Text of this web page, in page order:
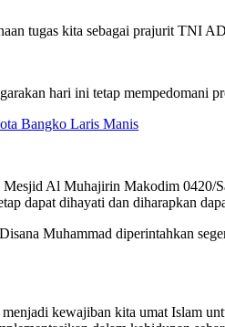
tugas kita sebagai prajurit TNI
hari ini tetap mempedomani
Bangko Laris Manis
Al Muhajirin Makodim
dapat dihayati dan diharapkan
Muhammad diperintahkan
kewajiban kita umat Islam